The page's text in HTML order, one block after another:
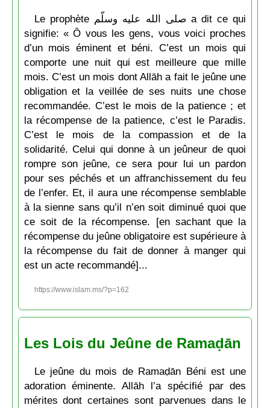
Le prophète صلى الله عليه وسلّم a dit ce qui
signifie: « Ô vous les gens, vous voici proches
d’un mois éminent et béni. C’est un mois qui
comporte une nuit qui est meilleure que mille
mois. C’est un mois dont Allāh a fait le jeûne une
obligation et la veillée de ses nuits une chose
recommandée. C’est le mois de la patience ; et
la récompense de la patience, c’est le Paradis.
C’est le mois de la compassion et de la
solidarité. Celui qui donne à un jeûneur de quoi
rompre son jeûne, ce sera pour lui un pardon
pour ses péchés et un affranchissement du feu
de l’enfer. Et, il aura une récompense semblable
à la sienne sans qu’il n’en soit diminué quoi que
ce soit de la récompense. [en sachant que la
récompense du jeûne obligatoire est supérieure à
la récompense du fait de donner à manger qui
est un acte recommandé]...
https://www.islam.ms/?p=162
Les Lois du Jeûne de Ramaḍān
Le jeûne du mois de Ramaḍān Béni est une
adoration éminente. Allāh l’a spécifié par des
mérites dont certaines sont parvenues dans le